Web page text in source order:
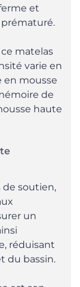
et
prématuré.
matelas
varie en
en mousse
de
haute
de soutien,
un
réduisant
du bassin.